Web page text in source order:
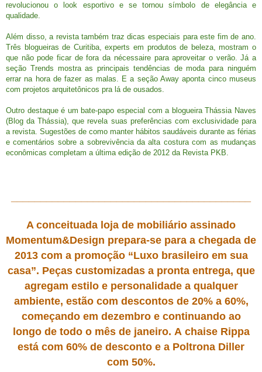
revolucionou o look esportivo e se tornou símbolo de elegância e
qualidade.
Além disso, a revista também traz dicas especiais para este fim de ano.
Três blogueiras de Curitiba, experts em produtos de beleza, mostram o
que não pode ficar de fora da nécessaire para aproveitar o verão. Já a
seção Trends mostra as principais tendências de moda para ninguém
errar na hora de fazer as malas. E a seção Away aponta cinco museus
com projetos arquitetônicos pra lá de ousados.
Outro destaque é um bate-papo especial com a blogueira Thássia Naves
(Blog da Thássia), que revela suas preferências com exclusividade para
a revista. Sugestões de como manter hábitos saudáveis durante as férias
e comentários sobre a sobrevivência da alta costura com as mudanças
econômicas completam a última edição de 2012 da Revista PKB.
A conceituada loja de mobiliário assinado
Momentum&Design prepara-se para a chegada de
2013 com a promoção “Luxo brasileiro em sua
casa”. Peças customizadas a pronta entrega, que
agregam estilo e personalidade a qualquer
ambiente, estão com descontos de 20% a 60%,
começando em dezembro e continuando ao
longo de todo o mês de janeiro. A chaise Rippa
está com 60% de desconto e a Poltrona Diller
com 50%.